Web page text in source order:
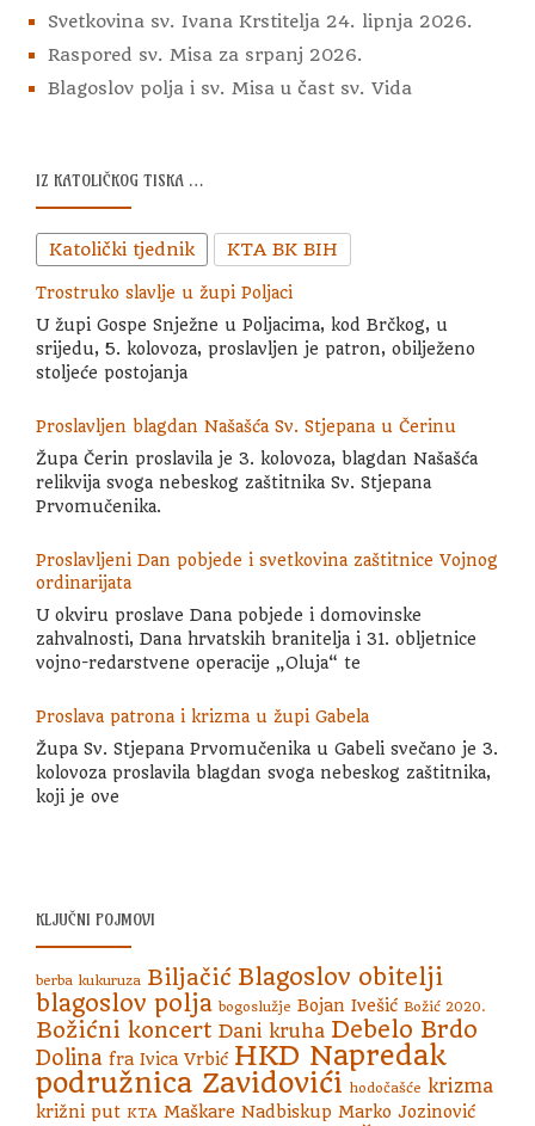
Svetkovina sv. Ivana Krstitelja 24. lipnja 2026.
Raspored sv. Misa za srpanj 2026.
Blagoslov polja i sv. Misa u čast sv. Vida
IZ KATOLIČKOG TISKA …
Katolički tjednik KTA BK BIH
Trostruko slavlje u župi Poljaci
U župi Gospe Snježne u Poljacima, kod Brčkog, u
srijedu, 5. kolovoza, proslavljen je patron, obilježeno
stoljeće postojanja
Proslavljen blagdan Našašća Sv. Stjepana u Čerinu
Župa Čerin proslavila je 3. kolovoza, blagdan Našašća
relikvija svoga nebeskog zaštitnika Sv. Stjepana
Prvomučenika.
Proslavljeni Dan pobjede i svetkovina zaštitnice Vojnog
ordinarijata
U okviru proslave Dana pobjede i domovinske
zahvalnosti, Dana hrvatskih branitelja i 31. obljetnice
vojno-redarstvene operacije „Oluja“ te
Proslava patrona i krizma u župi Gabela
Župa Sv. Stjepana Prvomučenika u Gabeli svečano je 3.
kolovoza proslavila blagdan svoga nebeskog zaštitnika,
koji je ove
KLJUČNI POJMOVI
berba kukuruza Biljačić Blagoslov obitelji
blagoslov polja bogoslužje Bojan Ivešić Božić 2020.
Božićni koncert Dani kruha Debelo Brdo
Dolina fra Ivica Vrbić HKD Napredak
podružnica Zavidovići hodočašće krizma
križni put KTA Maškare Nadbiskup Marko Jozinović